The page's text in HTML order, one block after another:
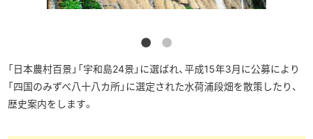
「日本農村百景」「宇和島24景」に選ばれ、平成15年3月に公募により
「四国のみずべ八十八カ所」に選定された水荷浦段畑を散策したり、
歴史案内をします。